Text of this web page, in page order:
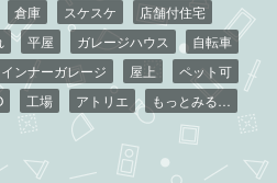
倉庫 スケスケ
店舗付住宅
平屋 ガレージハウス
自転車
インナーガレージ 屋上
ペット可
工場 アトリエ もっとみる…